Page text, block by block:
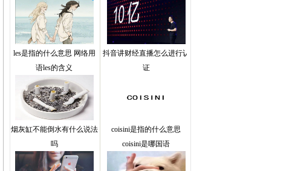
les是指的什么意思 网络用
语les的含义
烟灰缸不能倒水有什么说法
吗
抖音讲财经直播怎么进行认
证
coisini是指的什么意思
coisini是哪国语